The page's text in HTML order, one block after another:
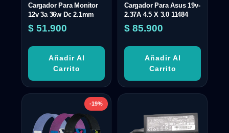
Cargador Para Monitor
12v 3a 36w Dc 2.1mm
$ 51.900
Añadir Al
Carrito
Cargador Para Asus 19v-
2.37A 4.5 X 3.0 11484
$ 85.900
Añadir Al
Carrito
-19%